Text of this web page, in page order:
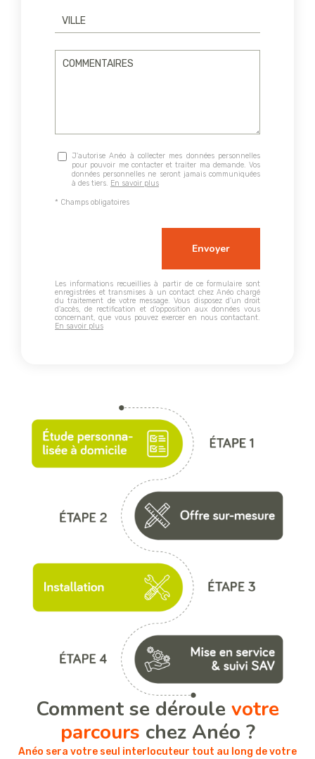
J'autorise Anéo à collecter mes données personnelles
pour pouvoir me contacter et traiter ma demande. Vos
données personnelles ne seront jamais communiquées
à des tiers. En savoir plus
* Champs obligatoires
Les informations recueillies à partir de ce formulaire sont
enregistrées et transmises à un contact chez Anéo chargé
du traitement de votre message. Vous disposez d'un droit
d'accès, de rectification et d'opposition aux données vous
concernant, que vous pouvez exercer en nous contactant.
En savoir plus
Comment se déroule votre
parcours chez Anéo ?
Anéo sera votre seul interlocuteur tout au long de votre